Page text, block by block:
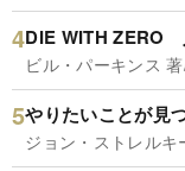
DIE WITH ZERO
ビル・パーキンス
やりたいことが見
ジョン・ストレルキ